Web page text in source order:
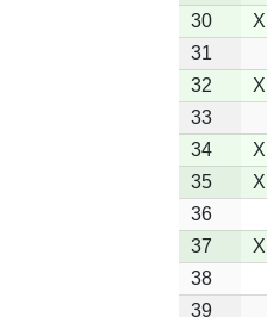
30
X
31
32
X
33
34
X
35
X
36
37
X
38
39